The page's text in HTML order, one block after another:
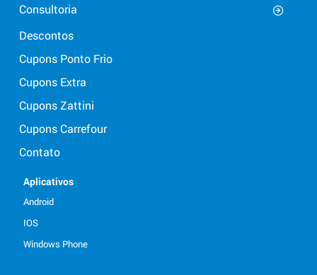
Consultoria
Descontos
Cupons Ponto Frio
Cupons Extra
Cupons Zattini
Cupons Carrefour
Contato
Aplicativos
Android
IOS
Windows Phone